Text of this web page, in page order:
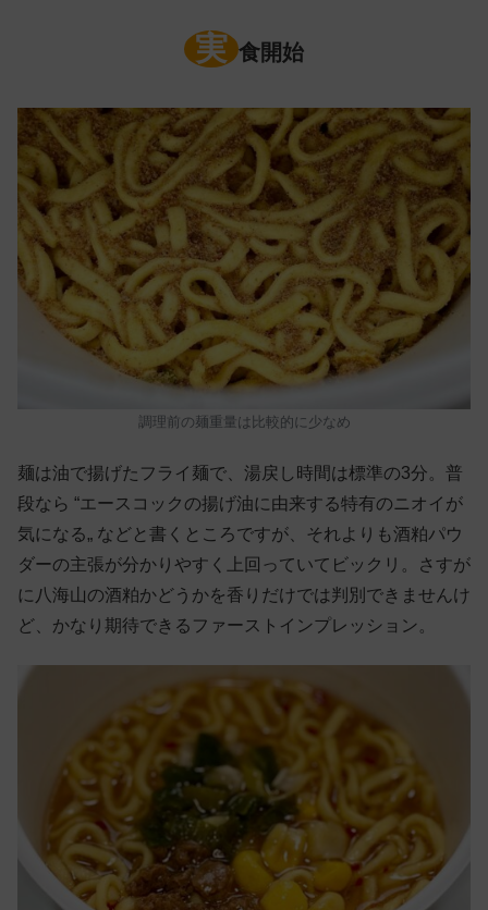
実 食開始
調理前の麺重量は比較的に少なめ
麺は油で揚げたフライ麺で、湯戻し時間は標準の3分。普
段なら “エースコックの揚げ油に由来する特有のニオイが
気になる„ などと書くところですが、それよりも酒粕パウ
ダーの主張が分かりやすく上回っていてビックリ。さすが
に八海山の酒粕かどうかを香りだけでは判別できませんけ
ど、かなり期待できるファーストインプレッション。